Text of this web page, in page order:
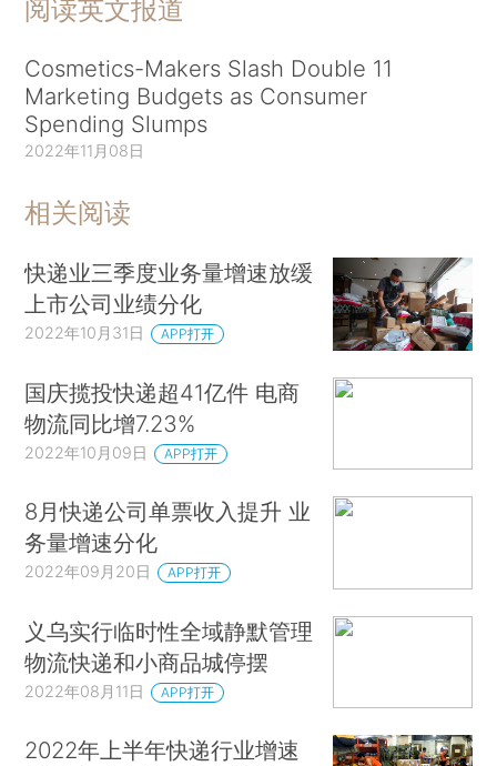
阅读英文报道
Cosmetics-Makers Slash Double 11
Marketing Budgets as Consumer
Spending Slumps
2022年11月08日
相关阅读
快递业三季度业务量增速放缓
上市公司业绩分化
2022年10月31日 APP打开
国庆揽投快递超41亿件 电商
物流同比增7.23%
2022年10月09日 APP打开
8月快递公司单票收入提升 业
务量增速分化
2022年09月20日 APP打开
义乌实行临时性全域静默管理
物流快递和小商品城停摆
2022年08月11日 APP打开
2022年上半年快递行业增速